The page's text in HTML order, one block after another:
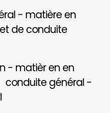
- matière en
conduite
- matièr en en
général -